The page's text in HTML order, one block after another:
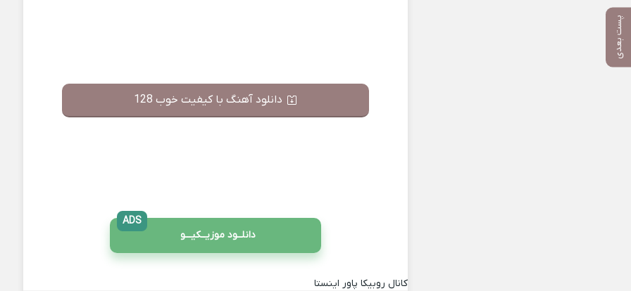
پست بعدی
دانلود آهنگ با کیفیت خوب 128
دانلــود موزیــکیـــو
ADS
کانال روبیکا پاور اینستا